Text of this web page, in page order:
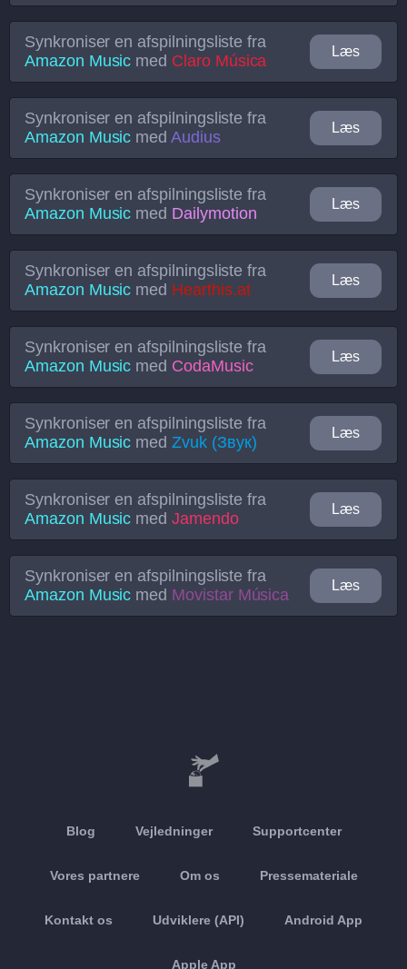
Synkroniser en afspilningsliste fra
Amazon Music med Claro Música
Læs
Synkroniser en afspilningsliste fra
Amazon Music medAudius
Læs
Synkroniser en afspilningsliste fra
Amazon Music med Dailymotion
Læs
Synkroniser en afspilningsliste fra
Amazon Music med Hearthis.at
Læs
Synkroniser en afspilningsliste fra
Amazon Music med CodaMusic
Læs
Synkroniser en afspilningsliste fra
Amazon Music medZvuk (Звук)
Læs
Synkroniser en afspilningsliste fra
Amazon Music medJamendo
Læs
Synkroniser en afspilningsliste fra
Amazon Music med Movistar Música
Læs
Blog Vejledninger Supportcenter
Vores partnere Om os Pressemateriale
Kontakt os Udviklere (API) Android App
Apple App